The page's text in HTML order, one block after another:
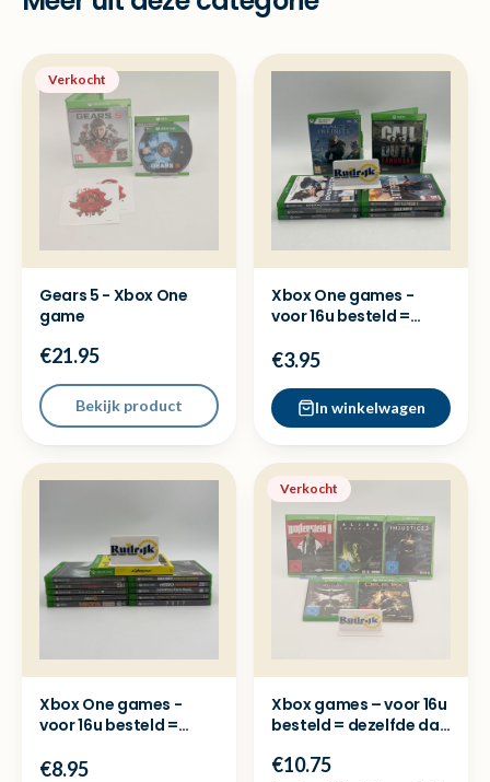
Verkocht
Gears 5 - Xbox One
game
€21.95
Bekijk product
Xbox One games -
voor 16u besteld =
verzonden
€3.95
In winkelwagen
Xbox One games -
voor 16u besteld =
verzonden
€8.95
Verkocht
Xbox games – voor 16u
besteld = dezelfde dag
€10.75